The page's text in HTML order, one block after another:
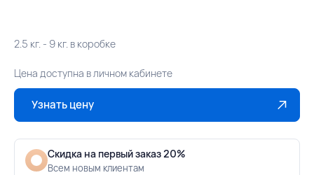
2.5 кг. - 9 кг. в коробке
Цена доступна в личном кабинете
Узнать цену
Скидка на первый заказ 20%
Всем новым клиентам